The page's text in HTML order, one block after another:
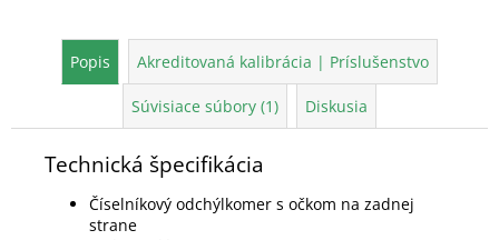
Popis Akreditovaná kalibrácia | Príslušenstvo
Súvisiace súbory (1) Diskusia
Technická špecifikácia
Číselníkový odchýlkomer s očkom na zadnej
strane